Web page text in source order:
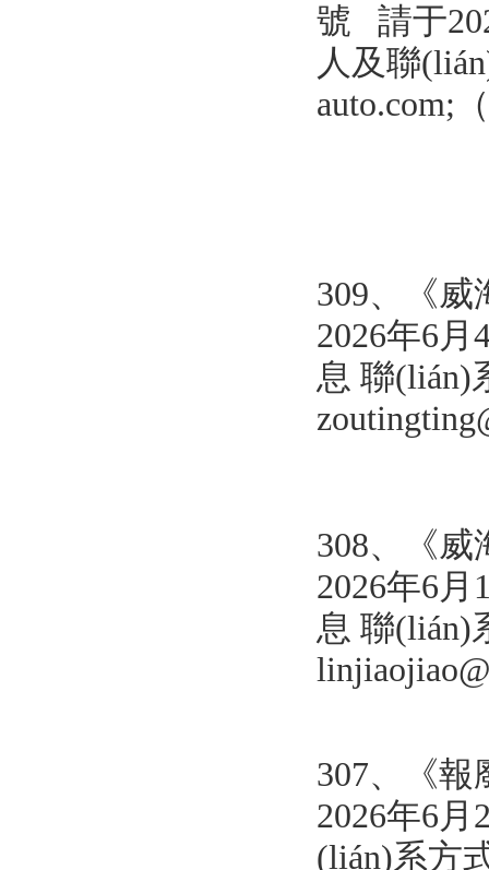
號 請于
人及聯
auto.com;
309、《
2026年6
息 聯(lián)
308、《
2026年6
息 聯(lián)
307、
《
2026年6
(lián)系方